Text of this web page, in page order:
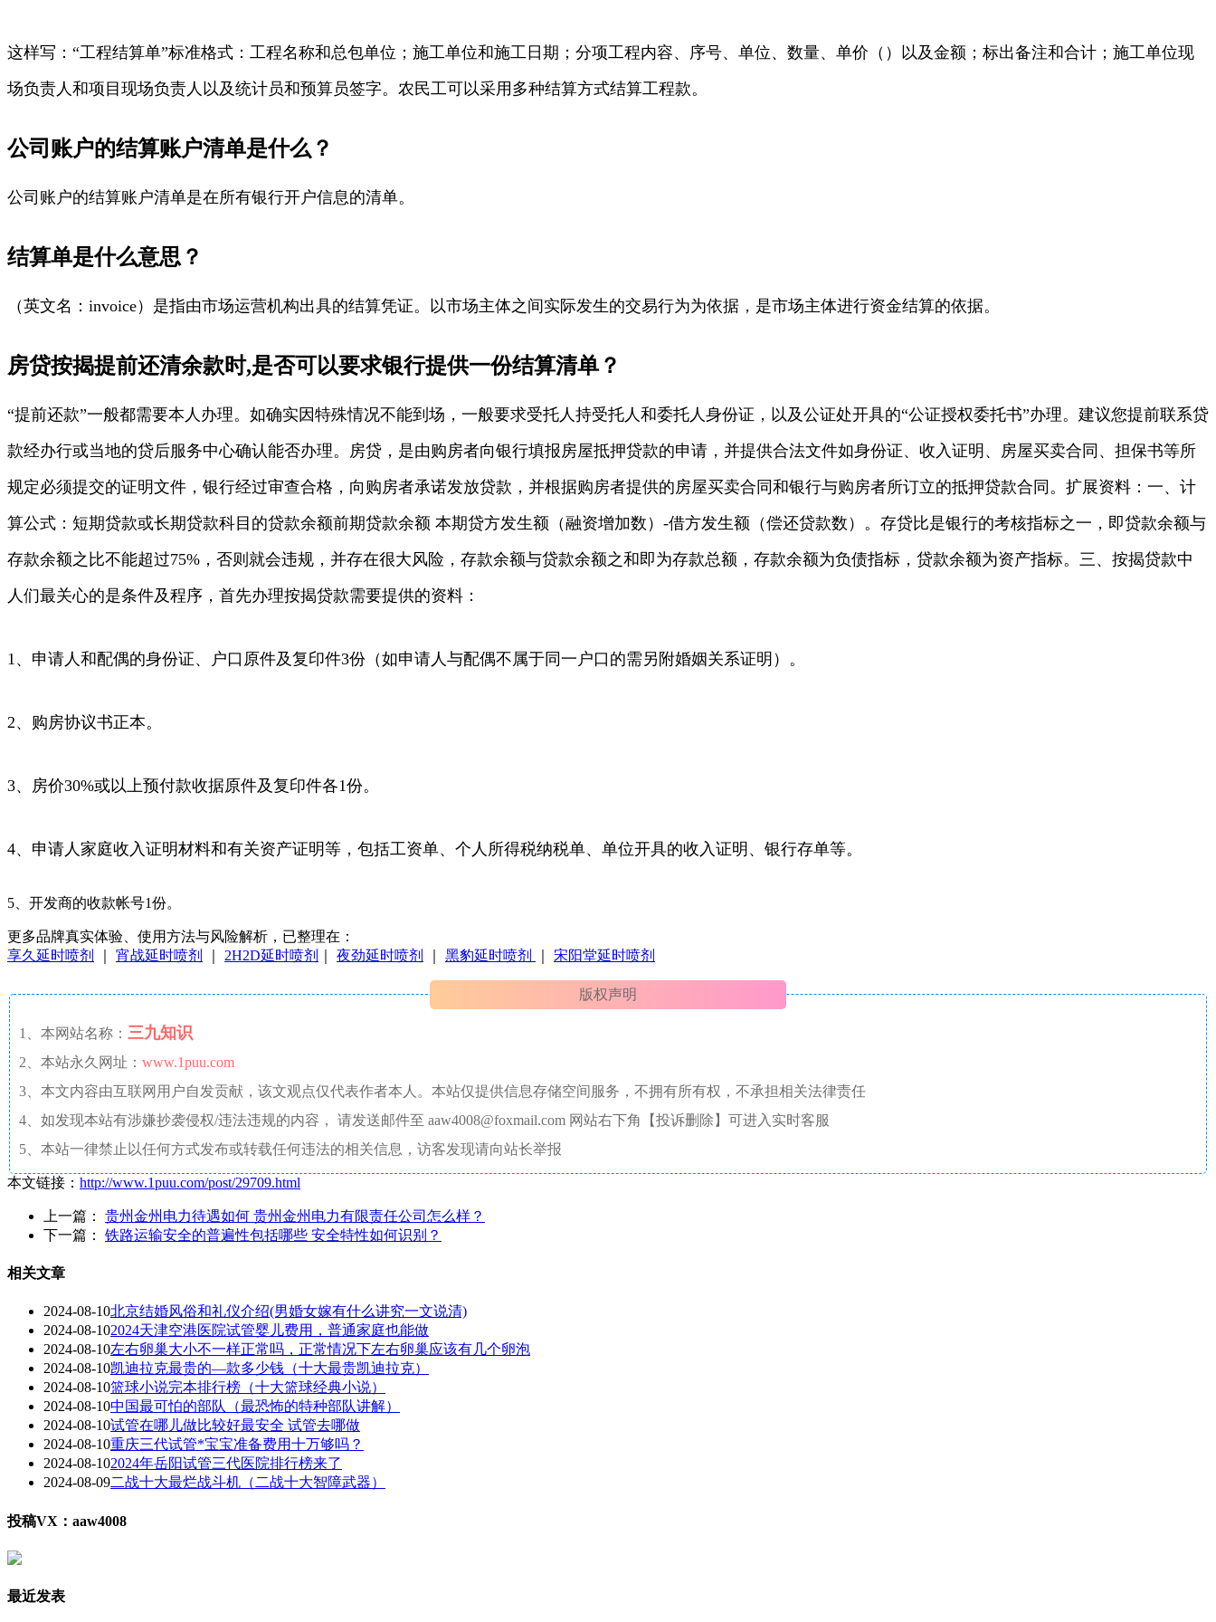
这样写：“工程结算单”标准格式：工程名称和总包单位；施工单位和施工日期；分项工程内容、序号、单位、数量、单价（）以及金额；标出备注和合计；施工单位现
场负责人和项目现场负责人以及统计员和预算员签字。农民工可以采用多种结算方式结算工程款。
公司账户的结算账户清单是什么？
公司账户的结算账户清单是在所有银行开户信息的清单。
结算单是什么意思？
（英文名：invoice）是指由市场运营机构出具的结算凭证。以市场主体之间实际发生的交易行为为依据，是市场主体进行资金结算的依据。
房贷按揭提前还清余款时,是否可以要求银行提供一份结算清单？
“提前还款”一般都需要本人办理。如确实因特殊情况不能到场，一般要求受托人持受托人和委托人身份证，以及公证处开具的“公证授权委托书”办理。建议您提前联系贷
款经办行或当地的贷后服务中心确认能否办理。房贷，是由购房者向银行填报房屋抵押贷款的申请，并提供合法文件如身份证、收入证明、房屋买卖合同、担保书等所
规定必须提交的证明文件，银行经过审查合格，向购房者承诺发放贷款，并根据购房者提供的房屋买卖合同和银行与购房者所订立的抵押贷款合同。扩展资料：一、计
算公式：短期贷款或长期贷款科目的贷款余额前期贷款余额 本期贷方发生额（融资增加数）-借方发生额（偿还贷款数）。存贷比是银行的考核指标之一，即贷款余额与
存款余额之比不能超过75%，否则就会违规，并存在很大风险，存款余额与贷款余额之和即为存款总额，存款余额为负债指标，贷款余额为资产指标。三、按揭贷款中
人们最关心的是条件及程序，首先办理按揭贷款需要提供的资料：
1、申请人和配偶的身份证、户口原件及复印件3份（如申请人与配偶不属于同一户口的需另附婚姻关系证明）。
2、购房协议书正本。
3、房价30%或以上预付款收据原件及复印件各1份。
4、申请人家庭收入证明材料和有关资产证明等，包括工资单、个人所得税纳税单、单位开具的收入证明、银行存单等。
5、开发商的收款帐号1份。
更多品牌真实体验、使用方法与风险解析，已整理在：
享久延时喷剂
宵战延时喷剂 2H2D延时喷剂 夜劲延时喷剂 黑豹延时喷剂 宋阳堂延时喷剂
版权声明
1、本网站名称： 三九知识
2、本站永久网址： www.1puu.com
3、本文内容由互联网用户自发贡献，该文观点仅代表作者本人。本站仅提供信息存储空间服务，不拥有所有权，不承担相关法律责任
4、如发现本站有涉嫌抄袭侵权/违法违规的内容， 请发送邮件至 aaw4008@foxmail.com 网站右下角【投诉删除】可进入实时客服
5、本站一律禁止以任何方式发布或转载任何违法的相关信息，访客发现请向站长举报
本文链接： http://www.1puu.com/post/29709.html
上一篇： 贵州金州电力待遇如何 贵州金州电力有限责任公司怎么样？
下一篇： 铁路运输安全的普遍性包括哪些 安全特性如何识别？
相关文章
2024-08-10北京结婚风俗和礼仪介绍(男婚女嫁有什么讲究一文说清)
2024-08-102024天津空港医院试管婴儿费用，普通家庭也能做
2024-08-10左右卵巢大小不一样正常吗，正常情况下左右卵巢应该有几个卵泡
2024-08-10凯迪拉克最贵的—款多少钱（十大最贵凯迪拉克）
2024-08-10篮球小说完本排行榜（十大篮球经典小说）
2024-08-10中国最可怕的部队（最恐怖的特种部队讲解）
2024-08-10试管在哪儿做比较好最安全 试管去哪做
2024-08-10重庆三代试管*宝宝准备费用十万够吗？
2024-08-102024年岳阳试管三代医院排行榜来了
2024-08-09二战十大最烂战斗机（二战十大智障武器）
投稿VX：aaw4008
最近发表